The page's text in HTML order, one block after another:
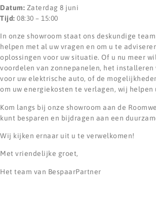
Datum: Zaterdag 8 juni
Tijd: 08:30 – 15:00
In onze showroom staat ons deskundige
helpen met al uw vragen en om u te
oplossingen voor uw situatie. Of u nu meer
voordelen van zonnepanelen, het installeren
voor uw elektrische auto, of de
om uw energiekosten te verlagen, wij helpen
Kom langs bij onze showroom aan de
kunt besparen en bijdragen aan een
Wij kijken ernaar uit u te verwelkomen!
Met vriendelijke groet,
Het team van BespaarPartner